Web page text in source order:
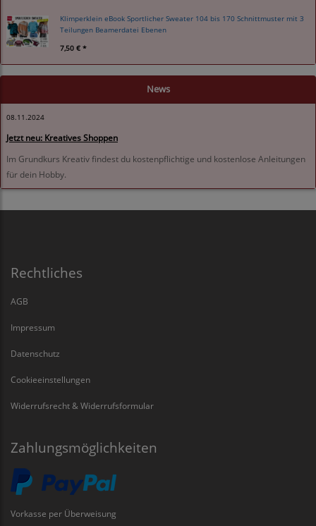
Klimperklein eBook Sportlicher Sweater 104 bis 170 Schnittmuster mit 3
Teilungen Beamerdatei Ebenen
7,50 € *
News
08.11.2024
Jetzt neu: Kreatives Shoppen
Im Grundkurs Kreativ findest du kostenpflichtige und kostenlose Anleitungen
für dein Hobby.
Rechtliches
AGB
Impressum
Datenschutz
Cookieeinstellungen
Widerrufsrecht & Widerrufsformular
Zahlungsmöglichkeiten
Vorkasse per Überweisung